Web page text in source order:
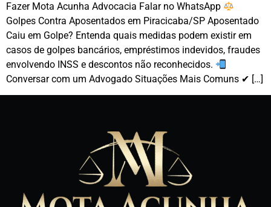
Fazer Mota Acunha Advocacia Falar no WhatsApp
Golpes Contra Aposentados em Piracicaba/SP Aposentado
Caiu em Golpe? Entenda quais medidas podem existir em
casos de golpes bancários, empréstimos indevidos, fraudes
envolvendo INSS e descontos não reconhecidos.
Conversar com um Advogado Situações Mais Comuns ✔ […]